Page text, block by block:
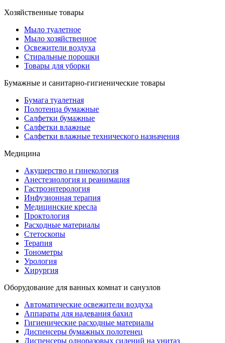
Хозяйственные товары
Мыло туалетное
Мыло хозяйственное
Освежители воздуха
Стиральные порошки
Товары для уборки
Бумажные и санитарно-гигиенические товары
Бумага туалетная
Полотенца бумажные
Салфетки бумажные
Салфетки влажные
Салфетки влажные технического назначения
Медицина
Акушерство и гинекология
Анестезиология и реанимация
Гастроэнтерология
Инфузионная терапия
Медицинские кресла
Проктология
Расходные материалы
Стетоскопы
Терапия
Тонометры
Урология
Хирургия
Оборудование для ванных комнат и санузлов
Автоматические освежители воздуха
Аппараты для надевания бахил
Гигиенические расходные материалы
Диспенсеры бумажных полотенец
Диспенсеры одноразовых сидений на унитаз